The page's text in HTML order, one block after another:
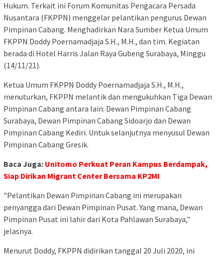
Hukum. Terkait ini Forum Komunitas Pengacara Persada
Nusantara (FKPPN) menggelar pelantikan pengurus Dewan
Pimpinan Cabang. Menghadirkan Nara Sumber Ketua Umum
FKPPN Doddy Poernamadjaja S.H., M.H., dan tim. Kegiatan
berada di Hotel Harris Jalan Raya Gubeng Surabaya, Minggu
(14/11/21).
Ketua Umum FKPPN Doddy Poernamadjaja S.H., M.H.,
menuturkan, FKPPN melantik dan mengukuhkan Tiga Dewan
Pimpinan Cabang antara lain: Dewan Pimpinan Cabang
Surabaya, Dewan Pimpinan Cabang Sidoarjo dan Dewan
Pimpinan Cabang Kediri. Untuk selanjutnya menyusul Dewan
Pimpinan Cabang Gresik.
Baca Juga: Unitomo Perkuat Peran Kampus Berdampak,
Siap Dirikan Migrant Center Bersama KP2MI
"Pelantikan Dewan Pimpinan Cabang ini merupakan
penyangga dari Dewan Pimpinan Pusat. Yang mana, Dewan
Pimpinan Pusat ini lahir dari Kota Pahlawan Surabaya,"
jelasnya.
Menurut Doddy, FKPPN didirikan tanggal 20 Juli 2020, ini